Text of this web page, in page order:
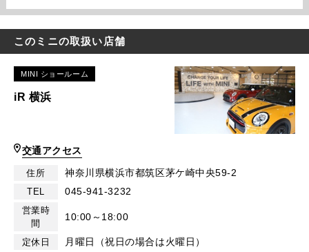
このミニの取扱い店舗
MINI ショールーム
iR 横浜
交通アクセス
住所 神奈川県横浜市都筑区茅ケ崎中央59-2
TEL 045-941-3232
営業時
間
10:00～18:00
定休日 月曜日（祝日の場合は火曜日）